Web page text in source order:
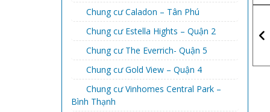
Chung cư Caladon – Tân Phú
Chung cư Estella Hights – Quận 2
Chung cư The Everrich- Quận 5
Chung cư Gold View – Quận 4
Chung cư Vinhomes Central Park –
Bình Thạnh